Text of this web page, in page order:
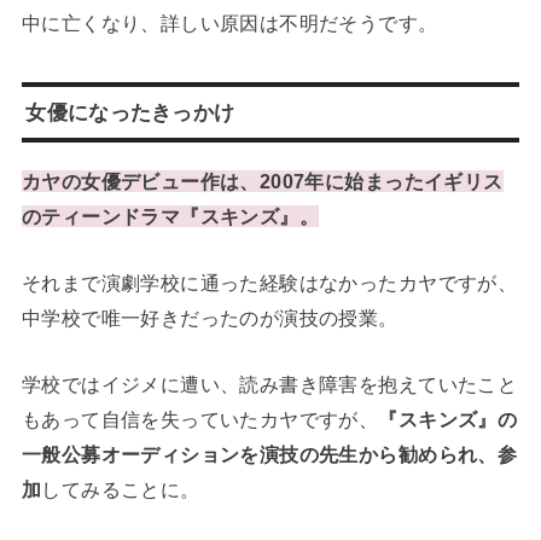
中に亡くなり、詳しい原因は不明だそうです。
女優になったきっかけ
カヤの女優デビュー作は、2007年に始まったイギリス
のティーンドラマ『スキンズ』。
それまで演劇学校に通った経験はなかったカヤですが、
中学校で唯一好きだったのが演技の授業。
学校ではイジメに遭い、読み書き障害を抱えていたこと
もあって自信を失っていたカヤですが、
『スキンズ』の
一般公募オーディションを演技の先生から勧められ、参
加 してみることに。